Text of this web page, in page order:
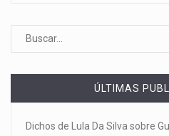
ÚLTIMAS
Dichos de Lula Da Silva sobre